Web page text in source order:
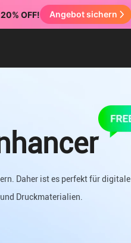
Daher ist es perfekt für digitale
Druckmaterialien.
20% OFF! Angebot sichern